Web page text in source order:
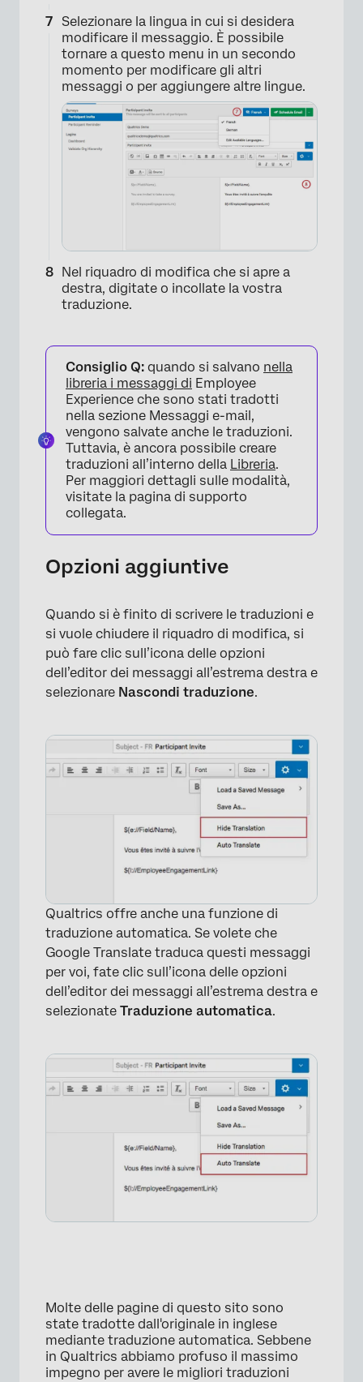
×
Selezionare la lingua in cui si desidera
modificare il messaggio. È possibile
tornare a questo menu in un secondo
momento per modificare gli altri
messaggi o per aggiungere altre lingue.
×
Nel riquadro di modifica che si apre a
destra, digitate o incollate la vostra
traduzione.
Consiglio Q: quando si salvano nella
libreria i messaggi di Employee
Experience che sono stati tradotti
nella sezione Messaggi e-mail,
vengono salvate anche le traduzioni.
Tuttavia, è ancora possibile creare
traduzioni all’interno della Libreria.
Per maggiori dettagli sulle modalità,
visitate la pagina di supporto
collegata.
Opzioni aggiuntive
Quando si è finito di scrivere le traduzioni e
si vuole chiudere il riquadro di modifica, si
può fare clic sull’icona delle opzioni
dell’editor dei messaggi all’estrema destra e
selezionare Nascondi traduzione.
×
Qualtrics offre anche una funzione di
traduzione automatica. Se volete che
Google Translate traduca questi messaggi
per voi, fate clic sull’icona delle opzioni
dell’editor dei messaggi all’estrema destra e
selezionate Traduzione automatica.
Molte delle pagine di questo sito sono
state tradotte dall'originale in inglese
mediante traduzione automatica. Sebbene
in Qualtrics abbiamo profuso il massimo
impegno per avere le migliori traduzioni